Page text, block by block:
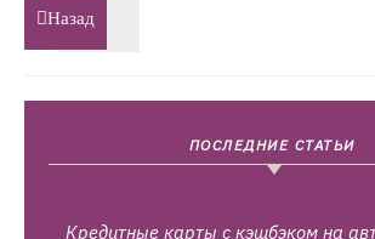
Назад
ПОСЛЕДНИЕ СТАТЬИ
Кредитные карты с кэшбэком на